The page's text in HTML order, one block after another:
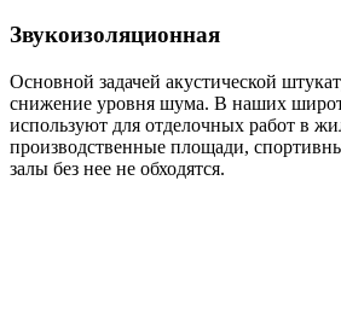
Звукоизоляционная
Основной задачей акустической
снижение уровня шума. В наших
используют для отделочных работ в
производственные площади,
залы без нее не обходятся.